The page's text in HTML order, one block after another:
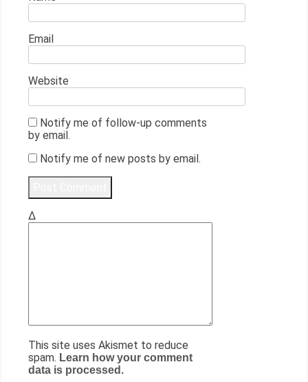
Email
Website
Notify me of follow-up comments
by email.
Notify me of new posts by email.
Δ
This site uses Akismet to reduce
spam. Learn how your comment
data is processed.